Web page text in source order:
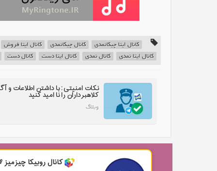
کانال ایتا چیکانمدی کانال چیکانمدی
کانال ایتا فروش
کانال ایتا نمدی
کانال نمدی کانال ایتا دست کانال دست
نکات امنیتی: با داشتن اطلاعات و
کلاهبرداران را نا امید کنید
وبلاگ
کانال روبیکا چیزمیز